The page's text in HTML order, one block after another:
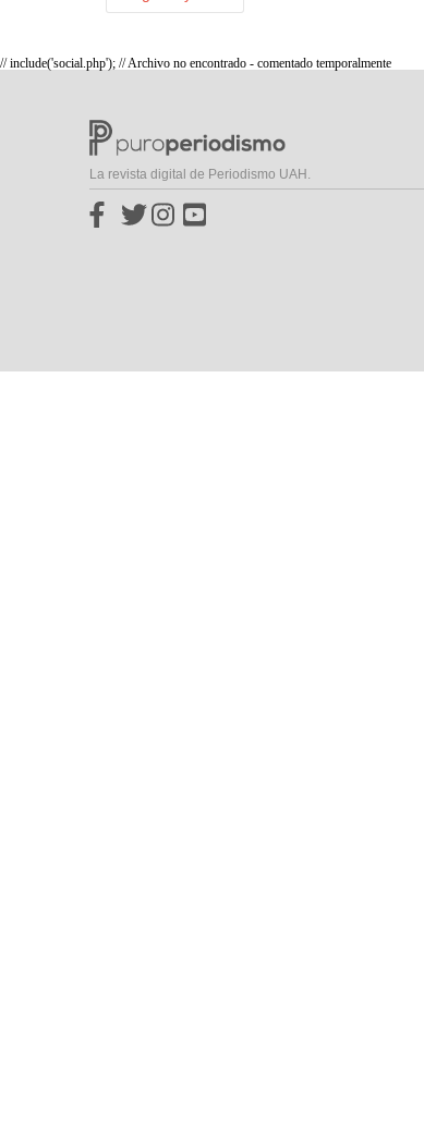
// include('social.php'); // Archivo no encontrado - comentado temporalmente
La revista digital de Periodismo UAH.